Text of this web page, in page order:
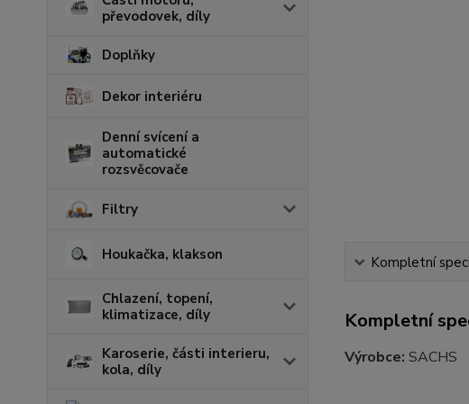
převodovek, díly
Doplňky
Dekor interiéru
Denní svícení a
automatické
rozsvěcovače
Filtry
Houkačka, klakson
Chlazení, topení,
klimatizace, díly
Karoserie, části interieru,
kola, díly
Kompletní
Kompletní
Výrobce: SACHS